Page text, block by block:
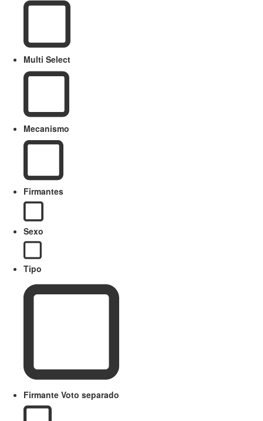
Multi Select
Mecanismo
Firmantes
Sexo
Tipo
Firmante Voto separado